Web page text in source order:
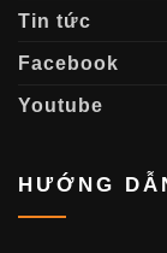
Tin tức
Facebook
Youtube
HƯỚNG